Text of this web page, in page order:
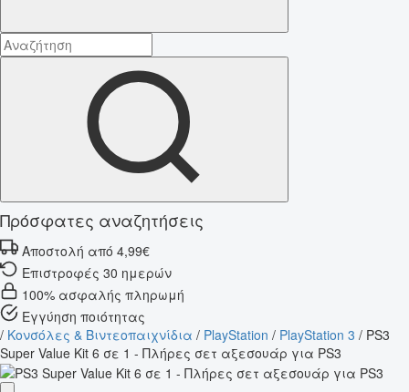
Πρόσφατες αναζητήσεις
Αποστολή από 4,99€
Επιστροφές 30 ημερών
100% ασφαλής πληρωμή
Εγγύηση ποιότητας
/ Κονσόλες & Βιντεοπαιχνίδια / PlayStation / PlayStation 3 / PS3
Super Value Kit 6 σε 1 - Πλήρες σετ αξεσουάρ για PS3